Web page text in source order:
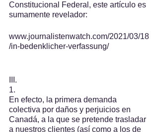
Constitucional Federal, este artículo es
sumamente revelador:
www.journalistenwatch.com/2021/03/18
/in-bedenklicher-verfassung/
III.
1.
En efecto, la primera demanda
colectiva por daños y perjuicios en
Canadá, a la que se pretende trasladar
a nuestros clientes (así como a los de